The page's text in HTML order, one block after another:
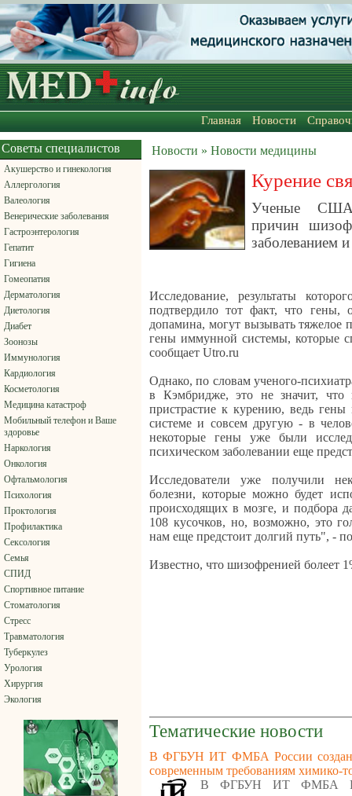
Главная Новости
Советы специалистов
Акушерство и гинекология
Аллергология
Валеология
Венерические заболевания
Гастроэнтерология
Гепатит
Гигиена
Гомеопатия
Дерматология
Диетология
Диабет
Зоонозы
Иммунология
Кардиология
Косметология
Медицина катастроф
Мобильный телефон и Ваше
здоровье
Наркология
Онкология
Офтальмология
Психология
Проктология
Профилактика
Сексология
Семья
СПИД
Спортивное питание
Стоматология
Стресс
Травматология
Туберкулез
Урология
Хирургия
Экология
Новости » Новости медицины
Курение
Ученые США,
причин
заболеванием
Исследование, результаты
подтвердило тот факт, что гены,
допамина, могут вызывать тяжелое
гены иммунной системы, которые
сообщает Utro.ru
Однако, по словам ученого-
в Кэмбридже, это не значит, что
пристрастие к курению, ведь
системе и совсем другую - в
некоторые гены уже были
психическом заболевании еще
Исследователи уже получили
болезни, которые можно будет
происходящих в мозге, и подбора
108 кусочков, но, возможно, это
нам еще предстоит долгий путь", -
Известно, что шизофренией болеет
Тематические новости
В ФГБУН ИТ ФМБА России создана
современным требованиям химико-
В ФГБУН ИТ ФМБА